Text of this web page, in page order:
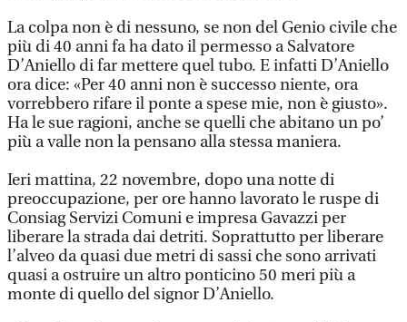
La colpa non è di nessuno, se non del Genio civile che
più di 40 anni fa ha dato il permesso a Salvatore
D’Aniello di far mettere quel tubo. E infatti D’Aniello
ora dice: «Per 40 anni non è successo niente, ora
vorrebbero rifare il ponte a spese mie, non è giusto».
Ha le sue ragioni, anche se quelli che abitano un po’
più a valle non la pensano alla stessa maniera.
Ieri mattina, 22 novembre, dopo una notte di
preoccupazione, per ore hanno lavorato le ruspe di
Consiag Servizi Comuni e impresa Gavazzi per
liberare la strada dai detriti. Soprattutto per liberare
l’alveo da quasi due metri di sassi che sono arrivati
quasi a ostruire un altro ponticino 50 meri più a
monte di quello del signor D’Aniello.